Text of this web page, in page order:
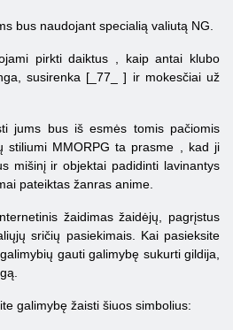
bus naudojant specialią valiutą NG.
pirkti daiktus , kaip antai klubo
susirenka [_77_ ] ir mokesčiai už
jums bus iš esmės tomis pačiomis
stiliumi MMORPGta prasme , kad ji
mišinį ir objektai padidinti lavinantys
pateiktas žanras anime.
žaidimas žaidėjų, pagrįstus
sričių pasiekimais. Kai pasieksite
gauti galimybę sukurti gildija,
galimybę žaisti šiuos simbolius: